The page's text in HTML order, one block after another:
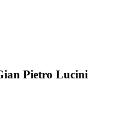
Pietro Lucini